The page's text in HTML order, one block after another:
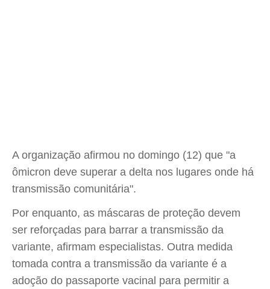
A organização afirmou no domingo (12) que "a
ômicron deve superar a delta nos lugares onde há
transmissão comunitária".
Por enquanto, as máscaras de proteção devem
ser reforçadas para barrar a transmissão da
variante, afirmam especialistas. Outra medida
tomada contra a transmissão da variante é a
adoção do passaporte vacinal para permitir a